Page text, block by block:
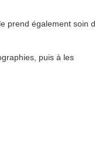
prend également soin
puis à les